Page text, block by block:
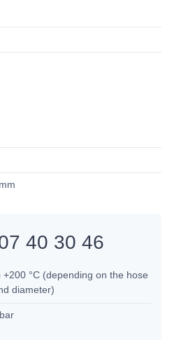
40 30 46
+200 °C (depending on the hose
diameter)